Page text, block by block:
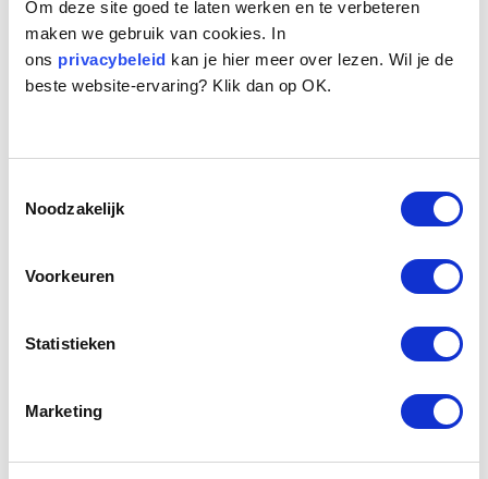
Om deze site goed te laten werken en te verbeteren
maken we gebruik van cookies. In
ons privacybeleid kan je hier meer over lezen. Wil je de
beste website-ervaring? Klik dan op OK.
Noodzakelijk
Voorkeuren
Statistieken
Marketing
Leeftijd: 11
Geslacht:
Geplaatst.
naar het seniorenhuis gekomen omdat zijn